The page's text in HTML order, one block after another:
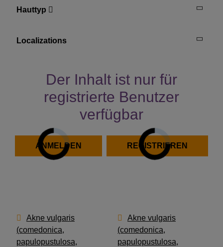
Hauttyp
Localizations
Der Inhalt ist nur für
registrierte Benutzer
verfügbar
ANMELDEN REGISTRIEREN
Akne vulgaris
(comedonica,
papulopustulosa,
Akne vulgaris
(comedonica,
papulopustulosa,